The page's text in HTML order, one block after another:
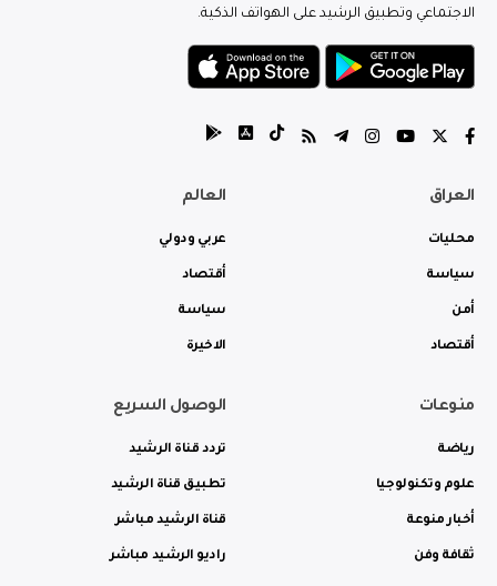
الاجتماعي وتطبيق الرشيد على الهواتف الذكية.
العراق
محليات
سياسة
أمن
أقتصاد
العالم
عربي ودولي
أقتصاد
سياسة
الاخيرة
منوعات
رياضة
علوم وتكنولوجيا
أخبار منوعة
ثقافة وفن
الوصول السريع
تردد قناة الرشيد
تطبيق قناة الرشيد
قناة الرشيد مباشر
راديو الرشيد مباشر